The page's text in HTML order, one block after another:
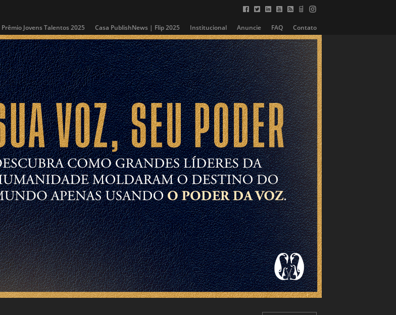
Prêmio Jovens Talentos 2025 Casa PublishNews | Flip 2025 Institucional Anuncie FAQ Contato